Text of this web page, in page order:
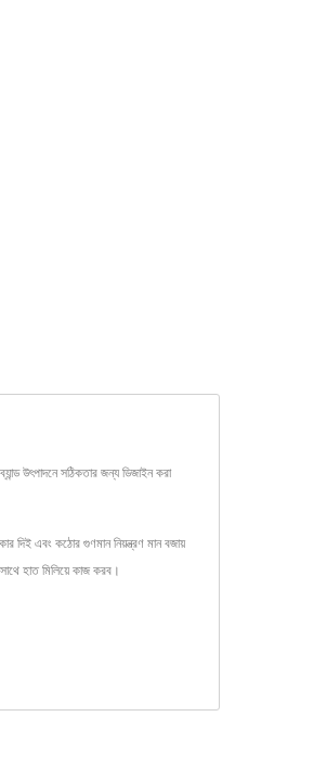
উৎপাদনে সঠিকতার জন্য ডিজাইন করা
দিই এবং কঠোর গুণমান নিয়ন্ত্রণ মান বজায়
হাত মিলিয়ে কাজ করব।